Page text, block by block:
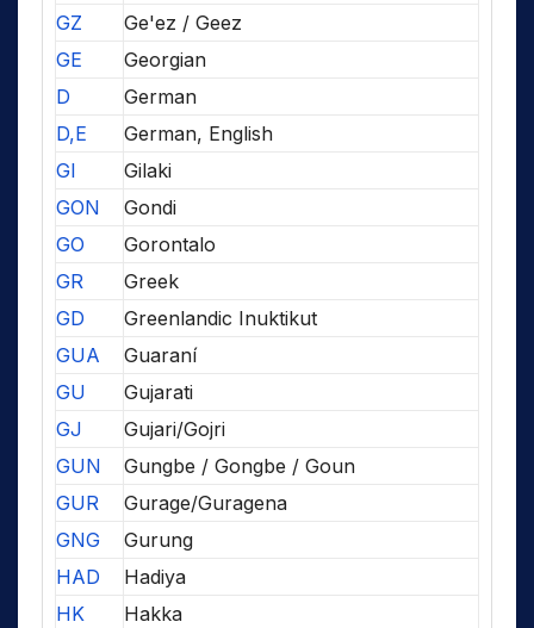
GZ
Ge'ez / Geez
GE
Georgian
D
German
D,E
German, English
GI
Gilaki
GON
Gondi
GO
Gorontalo
GR
Greek
GD
Greenlandic Inuktikut
GUA
Guaraní
GU
Gujarati
GJ
Gujari/Gojri
GUN
Gungbe / Gongbe / Goun
GUR
Gurage/Guragena
GNG
Gurung
HAD
Hadiya
HK
Hakka